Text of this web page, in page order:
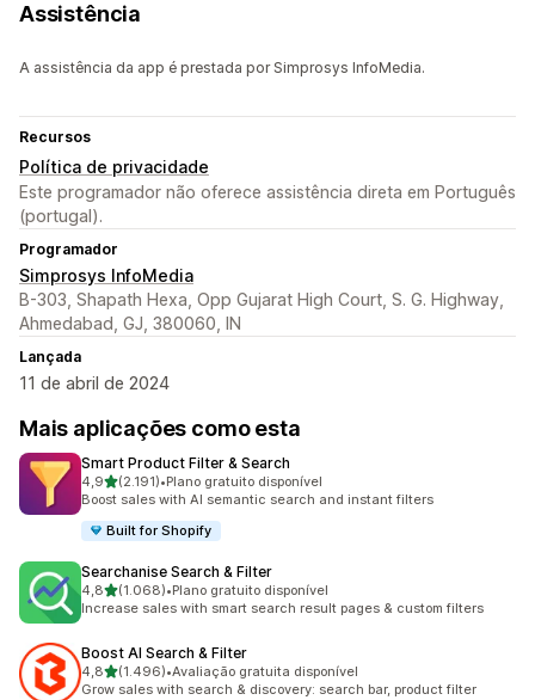
Assistência
A assistência da app é prestada por Simprosys InfoMedia.
Recursos
Política de privacidade
Este programador não oferece assistência direta em Português
(portugal).
Programador
Simprosys InfoMedia
B-303, Shapath Hexa, Opp Gujarat High Court, S. G. Highway,
Ahmedabad, GJ, 380060, IN
Lançada
11 de abril de 2024
Mais aplicações como esta
Smart Product Filter & Search
4,9de 5 estrelas
(2.191)
2191 total de avaliações
•Plano gratuito disponível
Boost sales with AI semantic search and instant filters
Built for Shopify
Searchanise Search & Filter
4,8de 5 estrelas
(1.068)
1068 total de avaliações
•Plano gratuito disponível
Increase sales with smart search result pages & custom filters
Boost AI Search & Filter
4,8de 5 estrelas
(1.496)
1496 total de avaliações
•Avaliação gratuita disponível
Grow sales with search & discovery: search bar, product filter